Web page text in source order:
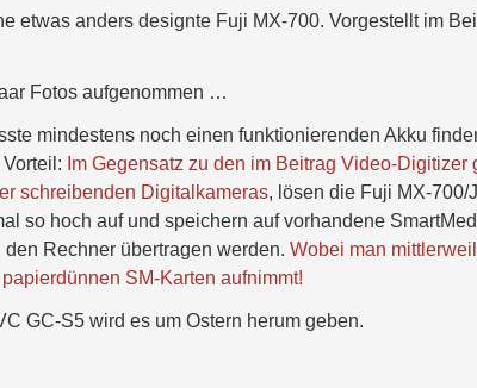
etwas anders designte Fuji MX-700. Vorgestellt im
Fotos aufgenommen …
mindestens noch einen funktionierenden Akku
Im Gegensatz zu den im Beitrag Video-
schreibenden Digitalkameras, lösen die Fuji MX-700/
so hoch auf und speichern auf vorhandene
Rechner übertragen werden. Wobei man
SM-Karten aufnimmt!
GC-S5 wird es um Ostern herum geben.